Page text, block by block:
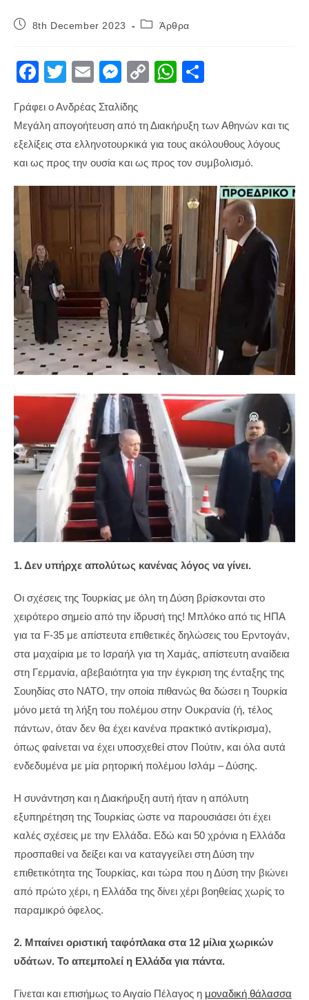
Post8th December 2023
PostΆρθρα
F
c
e
b
o
k
T
tt
er
E
ail
M
ss
e
n
g
er
C
p
y
Li
n
k
W
at
s
A
p
p
ar
e
Γράφει ο Ανδρέας Σταλίδης
Μεγάλη απογοήτευση από τη Διακήρυξη των Αθηνών και τις
εξελίξεις στα ελληνοτουρκικά για τους ακόλουθους λόγους
και ως προς την ουσία και ως προς τον συμβολισμό.
1. Δεν υπήρχε απολύτως κανένας λόγος να γίνει.
Οι σχέσεις της Τουρκίας με όλη τη Δύση βρίσκονται στο
χειρότερο σημείο από την ίδρυσή της! Μπλόκο από τις ΗΠΑ
για τα F-35 με απίστευτα επιθετικές δηλώσεις του Ερντογάν,
στα μαχαίρια με το Ισραήλ για τη Χαμάς, απίστευτη αναίδεια
στη Γερμανία, αβεβαιότητα για την έγκριση της ένταξης της
Σουηδίας στο ΝΑΤΟ, την οποία πιθανώς θα δώσει η Τουρκία
μόνο μετά τη λήξη του πολέμου στην Ουκρανία (ή, τέλος
πάντων, όταν δεν θα έχει κανένα πρακτικό αντίκρισμα),
όπως φαίνεται να έχει υποσχεθεί στον Πούτιν, και όλα αυτά
ενδεδυμένα με μία ρητορική πολέμου Ισλάμ – Δύσης.
Η συνάντηση και η Διακήρυξη αυτή ήταν η απόλυτη
εξυπηρέτηση της Τουρκίας ώστε να παρουσιάσει ότι έχει
καλές σχέσεις με την Ελλάδα. Εδώ και 50 χρόνια η Ελλάδα
προσπαθεί να δείξει και να καταγγείλει στη Δύση την
επιθετικότητα της Τουρκίας, και τώρα που η Δύση την βιώνει
από πρώτο χέρι, η Ελλάδα της δίνει χέρι βοηθείας χωρίς το
παραμικρό όφελος.
2. Μπαίνει οριστική ταφόπλακα στα 12 μίλια χωρικών
υδάτων. Το απεμπολεί η Ελλάδα για πάντα.
Γίνεται και επισήμως το Αιγαίο Πέλαγος η μοναδική θάλασσα